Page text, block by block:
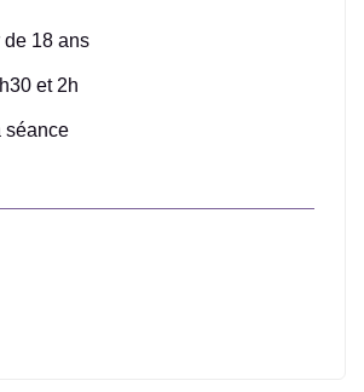
de 18 ans
et 2h
séance